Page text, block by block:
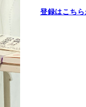
登録はこちら